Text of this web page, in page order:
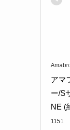
アマ
ー/S
NE (
1151